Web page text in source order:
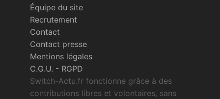
Équipe du site
Recrutement
Contact
Contact presse
Mentions légales
C.G.U. - RGPD
Switch-Actu.fr fonctionne grâce à des
contributions libres et volontaires, sans